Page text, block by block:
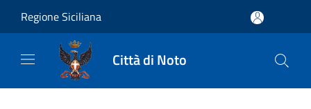
Regione Siciliana
Città di Noto